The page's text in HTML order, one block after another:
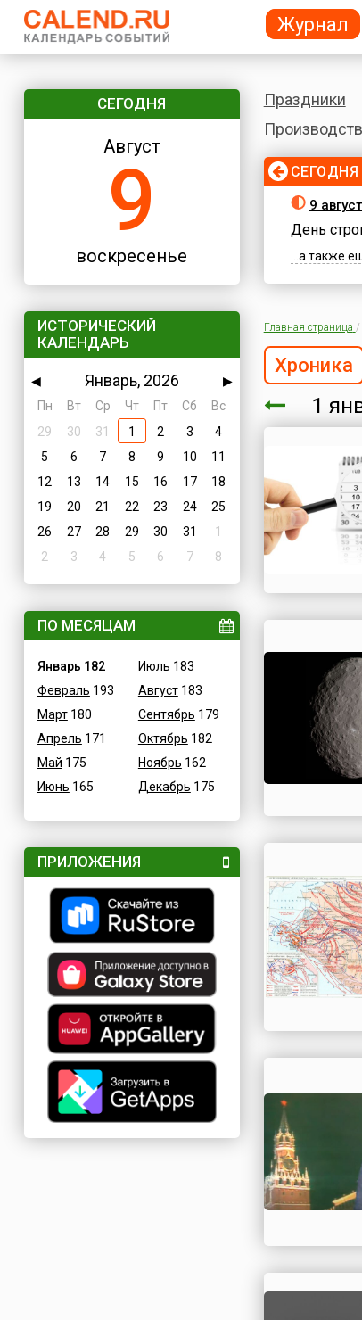
СЕГОДНЯ
Август
9
воскресенье
ИСТОРИЧЕСКИЙ
КАЛЕНДАРЬ
◀ Январь, 2026
▶
Пн
Вт Ср Чт Пт Сб
Вс
29
30 31 1 2 3
4
5
6 7 8 9 10
11
12
13 14 15 16 17
18
19
20 21 22 23 24
25
26
27 28 29 30 31
1
2
3 4 5 6 7 8
ПО МЕСЯЦАМ
Январь 182
Февраль 193
Март180
Апрель 171
Май 175
Июнь 165
Июль 183
Август183
Сентябрь 179
Октябрь 182
Ноябрь 162
Декабрь 175
ПРИЛОЖЕНИЯ
Праздники
СЕГОДНЯ
9
День
...а также
Главная страница /
Хроника
1
Журнал